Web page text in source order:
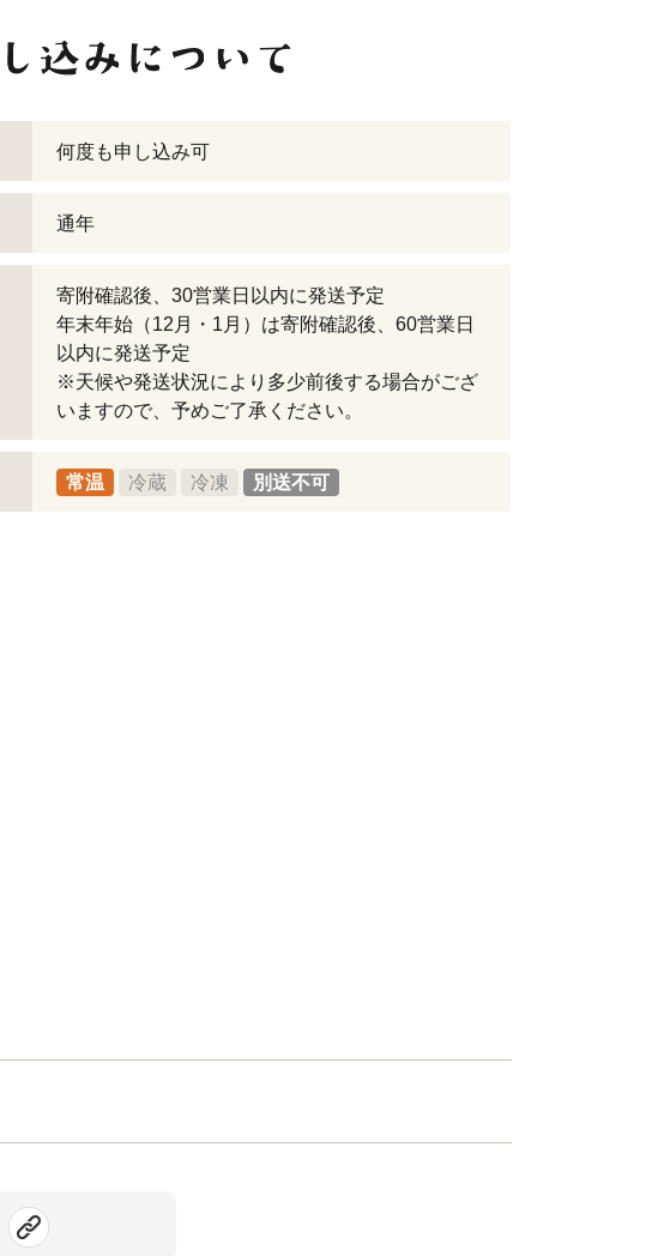
何度も申し込み可
通年
寄附確認後、30営業日以内に発送予定
年末年始（12月・1月）は寄附確認後、60営業日
以内に発送予定
※天候や発送状況により多少前後する場合がござ
いますので、予めご了承ください。
常温 冷蔵 冷凍 別送不可